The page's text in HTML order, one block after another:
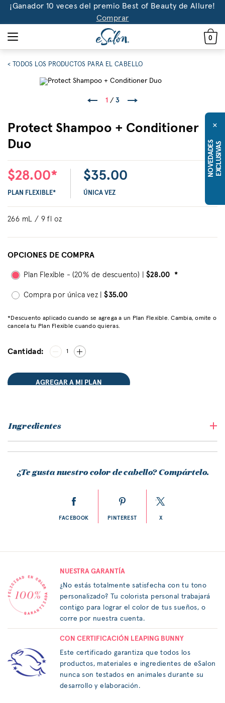
¡Ganador 10 veces del premio Best of Beauty de Allure!
Comprar
0
N
O
V
E
D
A
D
E
S
E
X
C
L
U
S
I
V
AS
×
< TODOS LOS PRODUCTOS PARA EL CABELLO
1 / 3
Protect Shampoo + Conditioner
Duo
$28.00*
PLAN FLEXIBLE*
$35.00
ÚNICA VEZ
266 mL / 9 fl oz
OPCIONES DE COMPRA
Plan Flexible - (20% de descuento) |$28.00 *
Compra por única vez |$35.00
*Descuento aplicado cuando se agrega a un Plan Flexible. Cambia, omite o
cancela tu Plan Flexible cuando quieras.
Cantidad: 1
AGREGAR A MI PLAN
Ingredientes
¿Te gusta nuestro color de cabello? Compártelo.
FACEBOOK PINTEREST X
NUESTRA GARANTÍA
¿No estás totalmente satisfecha con tu tono
personalizado? Tu colorista personal trabajará
contigo para lograr el color de tus sueños, o
corre por nuestra cuenta.
CON CERTIFICACIÓN LEAPING BUNNY
Este certificado garantiza que todos los
productos, materiales e ingredientes de eSalon
nunca son testados en animales durante su
desarrollo y elaboración.